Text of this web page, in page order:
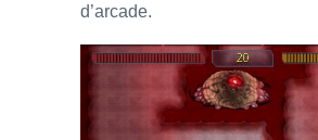
d’arcade.